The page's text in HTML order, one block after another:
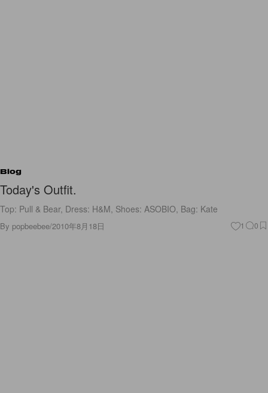
Blog
Today's Outfit.
Top: Pull & Bear, Dress: H&M, Shoes: ASOBIO, Bag: Kate
By popbeebee/2010年8月18日 1 0